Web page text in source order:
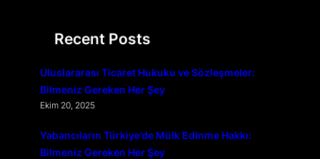
Recent Posts
Uluslararası Ticaret Hukuku ve Sözleşmeler:
Bilmeniz Gereken Her Şey
Ekim 20, 2025
Yabancıların Türkiye’de Mülk Edinme Hakkı:
Bilmeniz Gereken Her Şey